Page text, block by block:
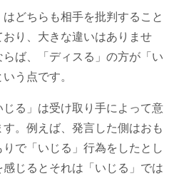
はどちらも相手を批判すること
り、大きな違いはありませ
ば、「ディスる」の方が「い
う点です。
る」は受け取り手によって意
。例えば、発言した側はおも
で「いじる」行為をしたとし
じるとそれは「いじる」では